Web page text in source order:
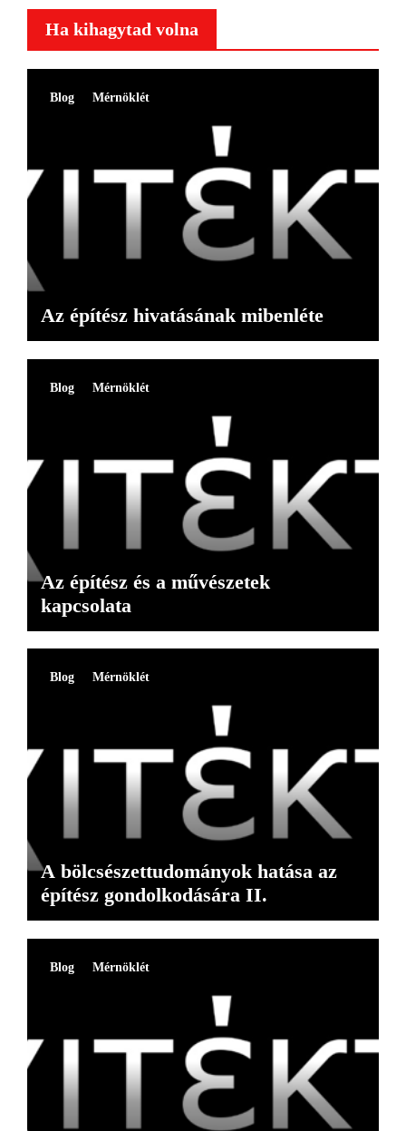
Ha kihagytad volna
Blog Mérnöklét
Az építész hivatásának mibenléte
Blog Mérnöklét
Az építész és a művészetek
kapcsolata
Blog Mérnöklét
A bölcsészettudományok hatása az
építész gondolkodására II.
Blog Mérnöklét